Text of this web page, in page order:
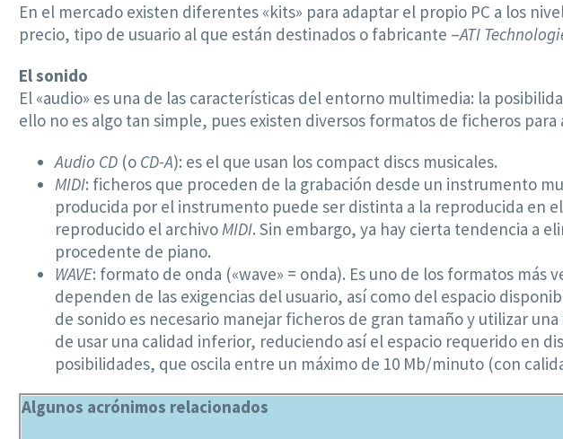
En el mercado existen diferentes «kits» para adaptar el propio PC a los
precio, tipo de usuario al que están destinados o fabricante –ATI
El sonido
El «audio» es una de las características del entorno multimedia: la
ello no es algo tan simple, pues existen diversos formatos de ficheros para
Audio CD (o CD-A): es el que usan los compact discs musicales.
MIDI: ficheros que proceden de la grabación desde un instrumento
producida por el instrumento puede ser distinta a la reproducida en
reproducido el archivoMIDI. Sin embargo, ya hay cierta tendencia a
procedente de piano.
WAVE: formato de onda («wave» = onda). Es uno de los formatos
dependen de las exigencias del usuario, así como del espacio
de sonido es necesario manejar ficheros de gran tamaño y utilizar una
de usar una calidad inferior, reduciendo así el espacio requerido en
posibilidades, que oscila entre un máximo de 10 Mb/minuto (con
Algunos acrónimos relacionados